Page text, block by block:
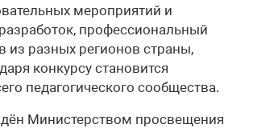
мероприятий и
профессиональный
из разных регионов страны,
конкурсу становится
педагогического сообщества.
Министерством просвещения